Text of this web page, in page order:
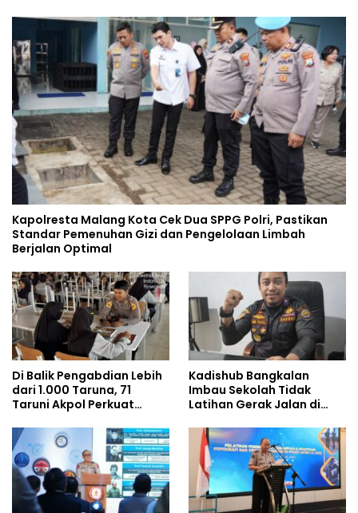
Kapolresta Malang Kota Cek Dua SPPG Polri, Pastikan
Standar Pemenuhan Gizi dan Pengelolaan Limbah
Berjalan Optimal
Di Balik Pengabdian Lebih
dari 1.000 Taruna, 71
Taruni Akpol Perkuat
Siswa Sekolah Rakyat
Kadishub Bangkalan
Imbau Sekolah Tidak
Latihan Gerak Jalan di